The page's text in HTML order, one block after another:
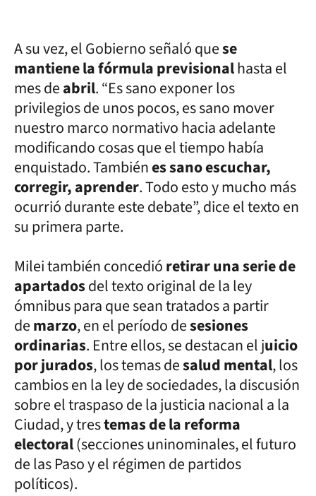
A su vez, el Gobierno señaló quese
mantiene la fórmula previsionalhasta el
mes deabril. “Es sano exponer los
privilegios de unos pocos, es sano mover
nuestro marco normativo hacia adelante
modificando cosas que el tiempo había
enquistado. Tambiénes sano escuchar,
corregir, aprender. Todo esto y mucho más
ocurrió durante este debate”, dice el texto en
su primera parte.
Milei también concedióretirar una serie de
apartadosdel texto original de la ley
ómnibus para que sean tratados a partir
demarzo, en el período desesiones
ordinarias. Entre ellos, se destacan el juicio
por jurados, los temas desalud mental, los
cambios en la ley de sociedades, la discusión
sobre el traspaso de la justicia nacional a la
Ciudad, y trestemas de la reforma
electoral(secciones uninominales, el futuro
de las Paso y el régimen de partidos
políticos).